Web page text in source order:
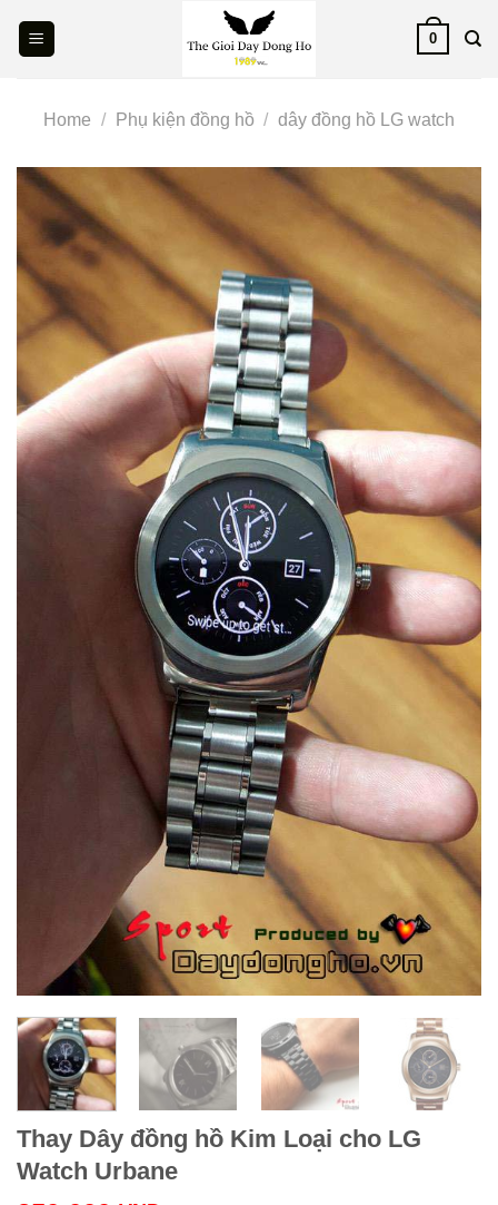
0
Home / Phụ kiện đồng hồ / dây đồng hồ LG watch
Thay Dây đồng hồ Kim Loại cho LG
Watch Urbane